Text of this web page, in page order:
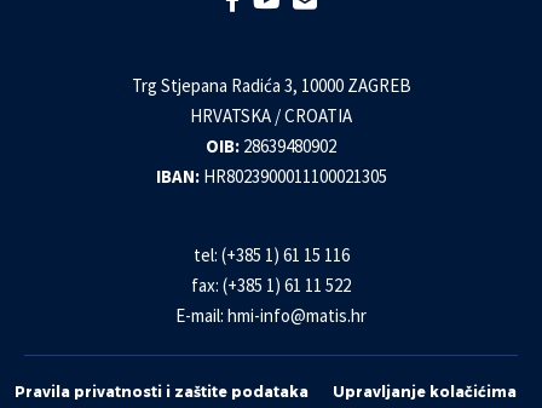
Trg Stjepana Radića 3, 10000 ZAGREB
HRVATSKA / CROATIA
OIB: 28639480902
IBAN: HR8023900011100021305
tel: (+385 1) 61 15 116
fax: (+385 1) 61 11 522
E-mail: hmi-info@matis.hr
Pravila privatnosti i zaštite podataka
Upravljanje kolačićima